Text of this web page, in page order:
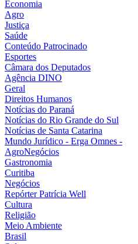
Economia
Agro
Justiça
Saúde
Conteúdo Patrocinado
Esportes
Câmara dos Deputados
Agência DINO
Geral
Direitos Humanos
Notícias do Paraná
Notícias do Rio Grande do Sul
Notícias de Santa Catarina
Mundo Jurídico - Erga Omnes -
AgroNegócios
Gastronomia
Curitiba
Negócios
Repórter Patrícia Well
Cultura
Religião
Meio Ambiente
Brasil